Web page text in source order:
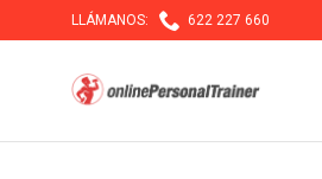
LLÁMANOS:  622 227 660